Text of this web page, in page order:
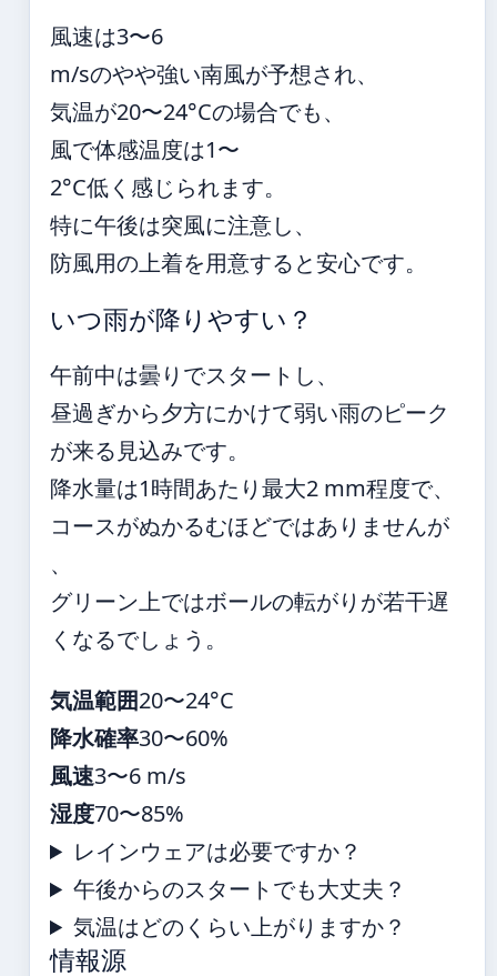
風速は3〜6
m/sのやや強い南風が予想され、
気温が20〜24°Cの場合でも、
風で体感温度は1〜
2°C低く感じられます。
特に午後は突風に注意し、
防風用の上着を用意すると安心です。
いつ雨が降りやすい？
午前中は曇りでスタートし、
昼過ぎから夕方にかけて弱い雨のピーク
が来る見込みです。
降水量は1時間あたり最大2 mm程度で、
コースがぬかるむほどではありませんが
、
グリーン上ではボールの転がりが若干遅
くなるでしょう。
気温範囲20〜24°C
降水確率30〜60%
風速3〜6 m/s
湿度70〜85%
レインウェアは必要ですか？
午後からのスタートでも大丈夫？
気温はどのくらい上がりますか？
情報源